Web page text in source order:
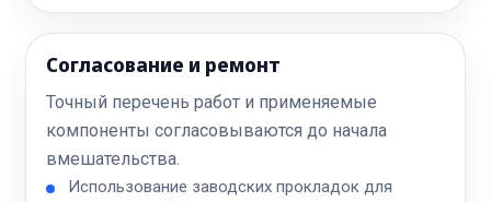
Согласование и ремонт
Точный перечень работ и применяемые
компоненты согласовываются до начала
вмешательства.
Использование заводских прокладок для